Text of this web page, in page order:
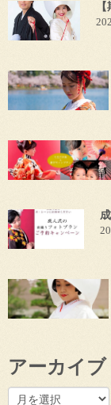
アーカイブ